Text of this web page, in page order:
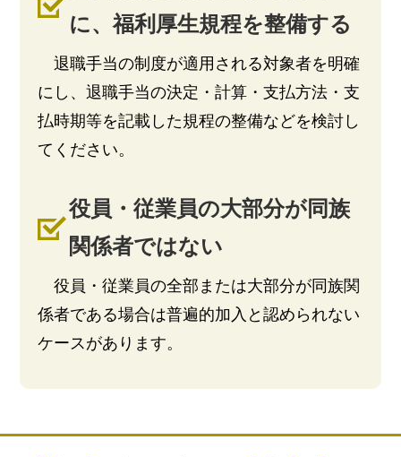
に、福利厚生規程を整備する
退職手当の制度が適用される対象者を明確
にし、退職手当の決定・計算・支払方法・支
払時期等を記載した規程の整備などを検討し
てください。
役員・従業員の大部分が同族
関係者ではない
役員・従業員の全部または大部分が同族関
係者である場合は普遍的加入と認められない
ケースがあります。